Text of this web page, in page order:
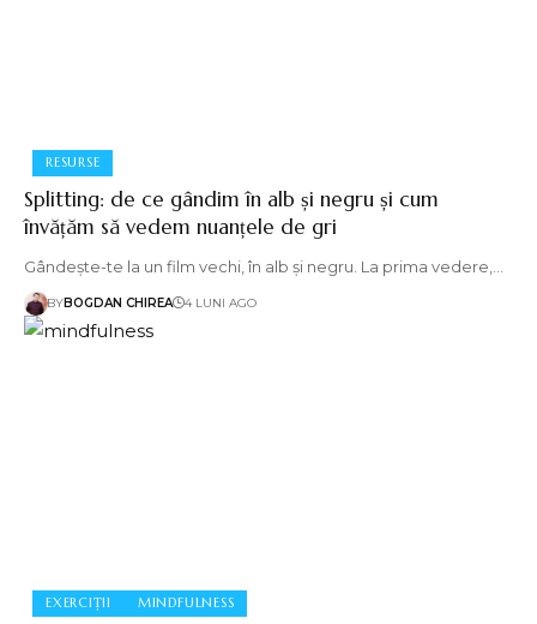
RESURSE
Splitting: de ce gândim în alb și negru și cum
învățăm să vedem nuanțele de gri
Gândește-te la un film vechi, în alb și negru. La prima vedere,…
BYBOGDAN CHIREA 4 LUNI AGO
EXERCIȚII MINDFULNESS